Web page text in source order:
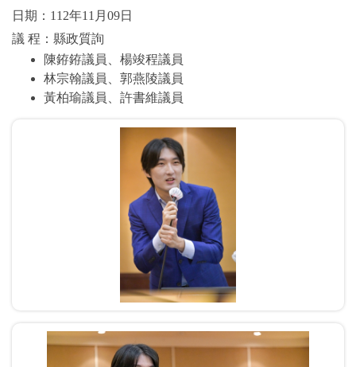
日期：112年11月09日
議 程：縣政質詢
陳銌銌議員、楊竣程議員
林宗翰議員、郭燕陵議員
黃柏瑜議員、許書維議員